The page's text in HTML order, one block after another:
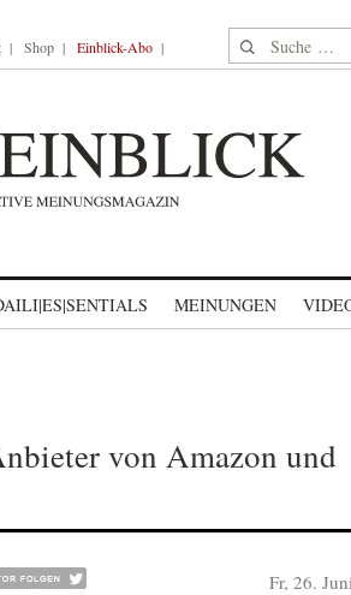
Shop Einblick-Abo Suche nach:
MEINUNGEN
von Amazon und
Fr, 26.